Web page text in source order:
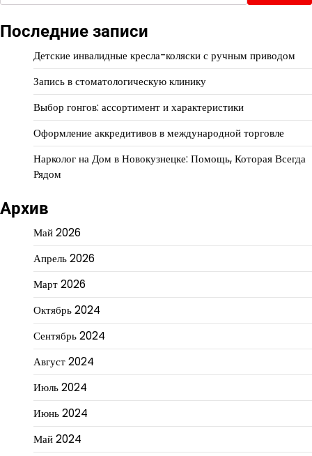
Последние записи
Детские инвалидные кресла-коляски с ручным приводом
Запись в стоматологическую клинику
Выбор гонгов: ассортимент и характеристики
Оформление аккредитивов в международной торговле
Нарколог на Дом в Новокузнецке: Помощь, Которая Всегда
Рядом
Архив
Май 2026
Апрель 2026
Март 2026
Октябрь 2024
Сентябрь 2024
Август 2024
Июль 2024
Июнь 2024
Май 2024